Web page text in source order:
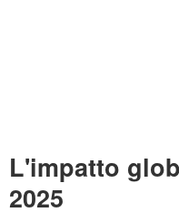
L'impatto
2025